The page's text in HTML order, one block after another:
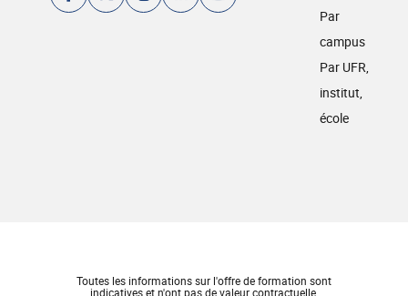
Par
campus
Par UFR,
institut,
école
Toutes les informations sur l'offre de formation sont
indicatives et n'ont pas de valeur contractuelle.